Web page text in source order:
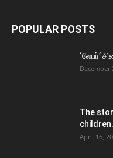
POPULAR POSTS
‘லேபர்’
December
The
April 16,